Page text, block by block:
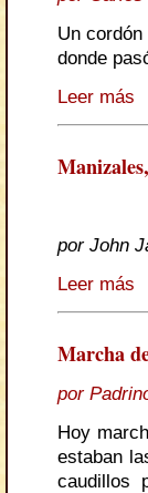
Un
donde
Leer más
por John
Leer más
Marcha
por
Hoy
estaban
caudillos